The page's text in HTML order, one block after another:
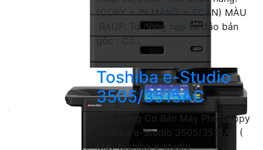
(COPY + IN MẠNG + SCAN) MÀU
RADF: Tự động nạp và đảo bản
gốc : Có...
Toshiba e-Studio
3505/3515AC
Tính Năng Cơ Bản Máy Photocopy
Toshiba e-Studio 3505/3515AC (
Máy toshiba e-studio